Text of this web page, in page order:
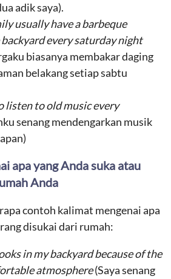
adik saya).
usually have a barbeque
every saturday night
biasanya membakar daging
belakang setiap sabtu
listen to old music every
senang mendengarkan musik
apa yang Anda suka atau
Anda
contoh kalimat mengenai apa
disukai dari rumah:
in my backyard because of the
atmosphere(Saya senang